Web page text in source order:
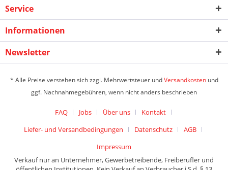
Service
Informationen
Newsletter
* Alle Preise verstehen sich zzgl. Mehrwertsteuer undVersandkostenund
ggf. Nachnahmegebühren, wenn nicht anders beschrieben
FAQ Jobs Über uns
Kontakt
Liefer- und Versandbedingungen
Datenschutz
AGB
Impressum
Verkauf nur an Unternehmer, Gewerbetreibende, Freiberufler und